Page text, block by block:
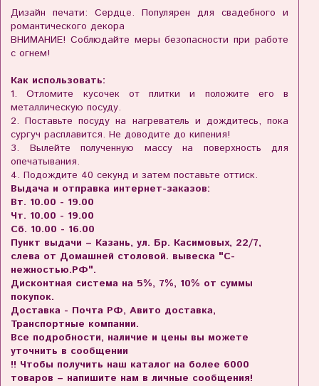
Дизайн печати: Сердце. Популярен для свадебного и
романтического декора
ВНИМАНИЕ! Соблюдайте меры безопасности при работе
с огнем!
Как использовать:
1. Отломите кусочек от плитки и положите его в
металлическую посуду.
2. Поставьте посуду на нагреватель и дождитесь, пока
сургуч расплавится. Не доводите до кипения!
3. Вылейте полученную массу на поверхность для
опечатывания.
4. Подождите 40 секунд и затем поставьте оттиск.
Выдача и отправка интернет-заказов:
Вт. 10.00 - 19.00
Чт. 10.00 - 19.00
Сб. 10.00 - 16.00
Пункт выдачи – Казань, ул. Бр. Касимовых, 22/7,
слева от Домашней столовой. вывеска "С-
нежностью.РФ".
Дисконтная система на 5%, 7%, 10% от суммы
покупок.
Доставка - Почта РФ, Авито доставка,
Транспортные компании.
Все подробности, наличие и цены вы можете
уточнить в сообщении
!! Чтобы получить наш каталог на более 6000
товаров – напишите нам в личные сообщения!